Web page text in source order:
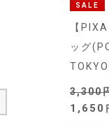
SALE
【
ッグ
3,300
1,650